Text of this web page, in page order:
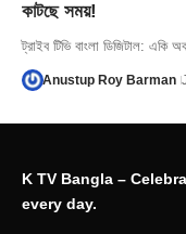
কাটছে সময়!
ট্রাইব টিভি বাংলা ডিজিটাল:
Anustup Roy Barman
K TV Bangla –
every day.